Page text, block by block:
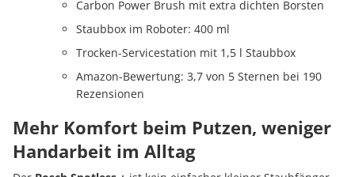
Carbon Power Brush mit extra dichten Borsten
Staubbox im Roboter: 400 ml
Trocken-Servicestation mit 1,5 l Staubbox
Amazon-Bewertung: 3,7 von 5 Sternen bei 190
Rezensionen
Mehr Komfort beim Putzen, weniger
Handarbeit im Alltag